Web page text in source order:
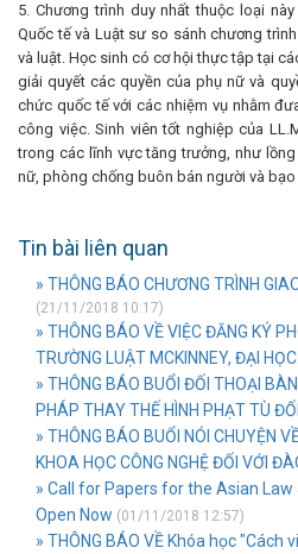
5. Chương trình duy nhất thuộc loại
Quốc tế và Luật sư so sánh chương
và luật. Học sinh có cơ hội thực tập tại
giải quyết các quyền của phụ nữ và
chức quốc tế với các nhiệm vụ nhằm
công việc. Sinh viên tốt nghiệp của
trong các lĩnh vực tăng trưởng, như
nữ, phòng chống buôn bán người và
Tin bài liên quan
» THÔNG BÁO CHƯƠNG TRÌNH
(21/11/2018 10:17)
» THÔNG BÁO VỀ VIỆC ĐĂNG KÝ
TRƯỜNG LUẬT MCKINNEY, ĐẠI HỌC...
» THÔNG BÁO BUỔI ĐỐI THOẠI
PHÁP THAY THẾ HÌNH PHẠT TÙ
» THÔNG BÁO BUỔI NÓI CHUYỆN
KHOA HỌC CÔNG NGHỆ ĐỐI VỚI
» Call for Papers for the Asian
Open Now (01/11/2018 12:57)
» THÔNG BÁO VỀ Khóa học